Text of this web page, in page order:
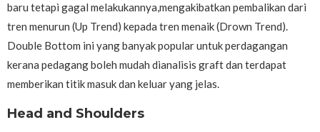
baru tetapi gagal melakukannya,mengakibatkan pembalikan dari
tren menurun (Up Trend) kepada tren menaik (Drown Trend).
Double Bottom ini yang banyak popular untuk perdagangan
kerana pedagang boleh mudah dianalisis graft dan terdapat
memberikan titik masuk dan keluar yang jelas.
Head and Shoulders